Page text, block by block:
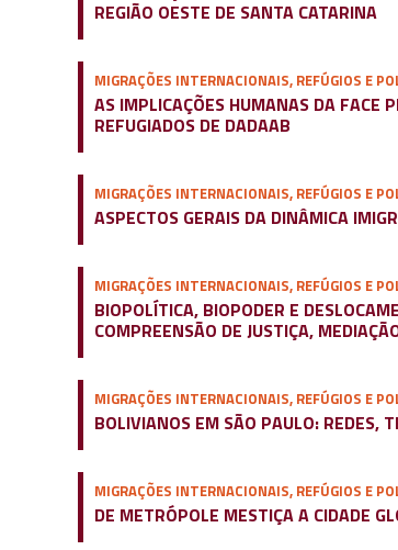
REGIÃO OESTE DE SANTA CATARINA
MIGRAÇÕES INTERNACIONAIS, REFÚGIOS E
AS IMPLICAÇÕES HUMANAS DA FACE
REFUGIADOS DE DADAAB
MIGRAÇÕES INTERNACIONAIS, REFÚGIOS E
ASPECTOS GERAIS DA DINÂMICA
MIGRAÇÕES INTERNACIONAIS, REFÚGIOS E
BIOPOLÍTICA, BIOPODER E
COMPREENSÃO DE JUSTIÇA,
MIGRAÇÕES INTERNACIONAIS, REFÚGIOS E
BOLIVIANOS EM SÃO PAULO: REDES,
MIGRAÇÕES INTERNACIONAIS, REFÚGIOS E
DE METRÓPOLE MESTIÇA A CIDADE